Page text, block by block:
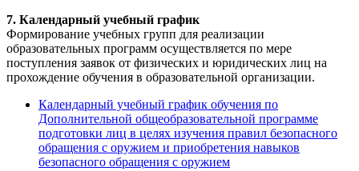
7. Календарный учебный график
Формирование учебных групп для реализации
образовательных программ осуществляется по мере
поступления заявок от физических и юридических лиц на
прохождение обучения в образовательной организации.
Календарный учебный график обучения по
Дополнительной общеобразовательной программе
подготовки лиц в целях изучения правил безопасного
обращения с оружием и приобретения навыков
безопасного обращения с оружием